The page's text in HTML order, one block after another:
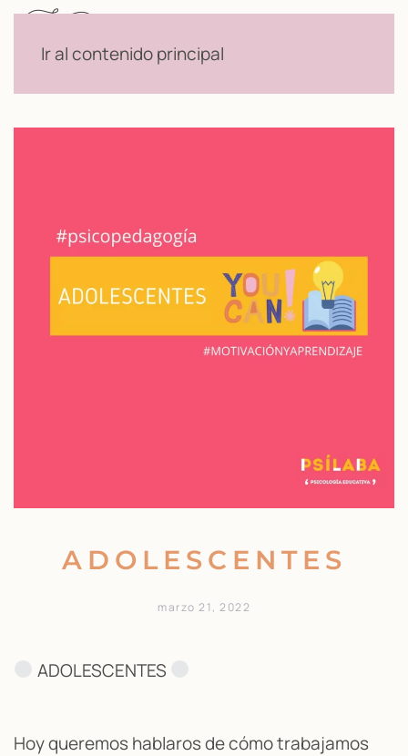
Ir al contenido principal
ADOLESCENTES
marzo 21, 2022
ADOLESCENTES
Hoy queremos hablaros de cómo trabajamos